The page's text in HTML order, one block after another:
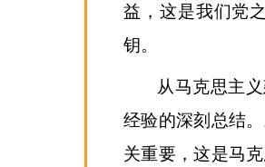
益，这是我们党
钥。
从马克思主
经验的深刻总结
关重要，这是马